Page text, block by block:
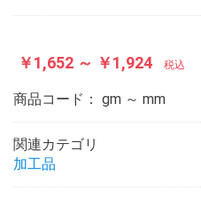
￥1,652 ～ ￥1,924 税込
商品コード： gm ～ mm
関連カテゴリ
加工品